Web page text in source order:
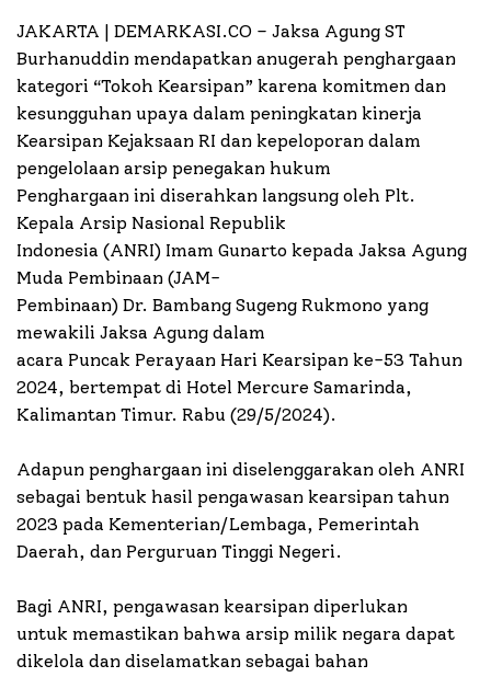
JAKARTA | DEMARKASI.CO – Jaksa Agung ST
Burhanuddin mendapatkan anugerah penghargaan
kategori “Tokoh Kearsipan” karena komitmen dan
kesungguhan upaya dalam peningkatan kinerja
Kearsipan Kejaksaan RI dan kepeloporan dalam
pengelolaan arsip penegakan hukum
Penghargaan ini diserahkan langsung oleh Plt.
Kepala Arsip Nasional Republik
Indonesia (ANRI) Imam Gunarto kepada Jaksa Agung
Muda Pembinaan (JAM-
Pembinaan) Dr. Bambang Sugeng Rukmono yang
mewakili Jaksa Agung dalam
acara Puncak Perayaan Hari Kearsipan ke-53 Tahun
2024, bertempat di Hotel Mercure Samarinda,
Kalimantan Timur. Rabu (29/5/2024).
Adapun penghargaan ini diselenggarakan oleh ANRI
sebagai bentuk hasil pengawasan kearsipan tahun
2023 pada Kementerian/Lembaga, Pemerintah
Daerah, dan Perguruan Tinggi Negeri.
Bagi ANRI, pengawasan kearsipan diperlukan
untuk memastikan bahwa arsip milik negara dapat
dikelola dan diselamatkan sebagai bahan